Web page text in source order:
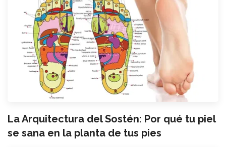
La Arquitectura del Sostén: Por qué tu piel
se sana en la planta de tus pies